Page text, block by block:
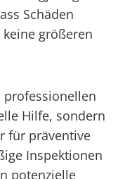
Schäden
größeren
Hilfe, sondern
für präventive
Inspektionen
potenzielle